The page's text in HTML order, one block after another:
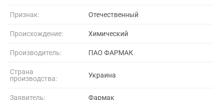
Признак: Отечественный
Происхождение: Химический
Производитель: ПАО ФАРМАК
Страна
производства:
Украина
Заявитель: Фармак